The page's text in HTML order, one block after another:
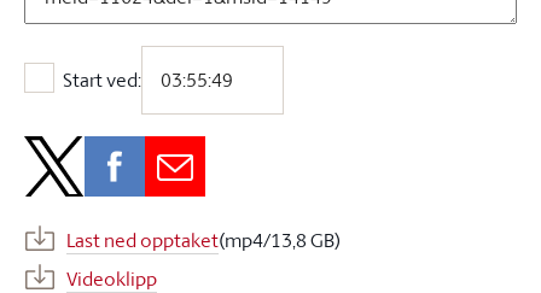
Start ved:
Start ved:
Last ned opptaket(mp4/13,8 GB)
Videoklipp